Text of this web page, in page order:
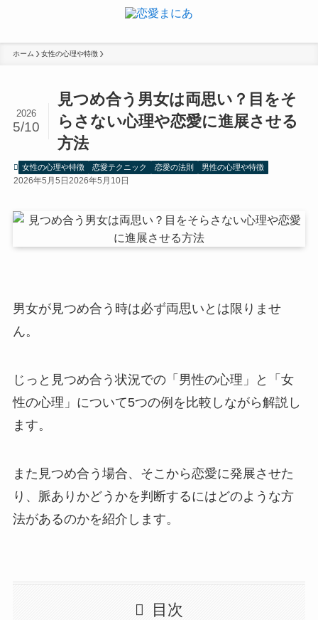
ホーム 女性の心理や特徴
見つめ合う男女は両思い？目をそ
らさない心理や恋愛に進展させる
方法
2026
5/10
女性の心理や特徴 恋愛テクニック 恋愛の法則 男性の心理や特徴
2026年5月5日 2026年5月10日
男女が見つめ合う時は必ず両思いとは限りませ
ん。
じっと見つめ合う状況での「男性の心理」と「女
性の心理」について5つの例を比較しながら解説し
ます。
また見つめ合う場合、そこから恋愛に発展させた
り、脈ありかどうかを判断するにはどのような方
法があるのかを紹介します。
目次